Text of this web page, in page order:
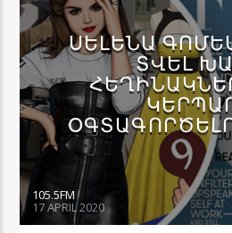
ՍԵԼԵՆԱ
ՏՎԵԼ
105.5FM
17 APRIL 2020